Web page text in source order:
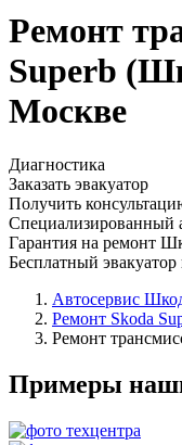
Ремонт
Superb
Москве
Диагностика
Заказать эвакуатор
Получить
Специализированный
Гарантия на ремонт
Бесплатный
Автосервис
Ремонт Skoda
Ремонт
Примеры